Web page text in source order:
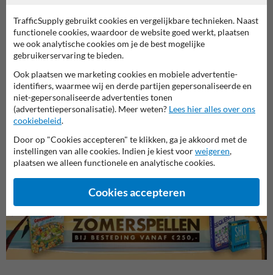
ontwerp
TrafficSupply gebruikt cookies en vergelijkbare technieken. Naast
functionele cookies, waardoor de website goed werkt, plaatsen
we ook analytische cookies om je de best mogelijke
gebruikerservaring te bieden.
Ook plaatsen we marketing cookies en mobiele advertentie-
identifiers, waarmee wij en derde partijen gepersonaliseerde en
niet-gepersonaliseerde advertenties tonen
(advertentiepersonalisatie). Meer weten? Lees hier alles over ons
cookiebeleid.
Door op "Cookies accepteren" te klikken, ga je akkoord met de
instellingen van alle cookies. Indien je kiest voorweigeren,
plaatsen we alleen functionele en analytische cookies.
Cookies accepteren